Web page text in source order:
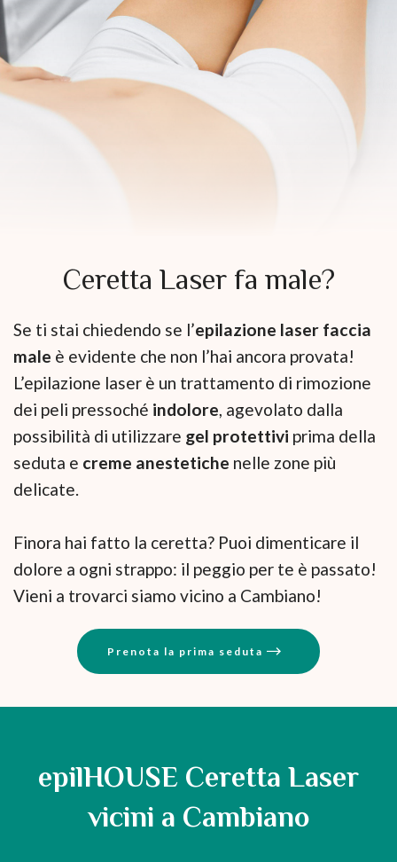
Ceretta Laser fa male?
Se ti stai chiedendo se l’epilazione laser faccia
male è evidente che non l’hai ancora provata!
L’epilazione laser è un trattamento di rimozione
dei peli pressoché indolore , agevolato dalla
possibilità di utilizzare gel protettivi prima della
seduta e creme anestetiche nelle zone più
delicate.
Finora hai fatto la ceretta? Puoi dimenticare il
dolore a ogni strappo: il peggio per te è passato!
Vieni a trovarci siamo vicino a Cambiano!
Prenota la prima seduta
epilHOUSE Ceretta Laser
vicini a Cambiano